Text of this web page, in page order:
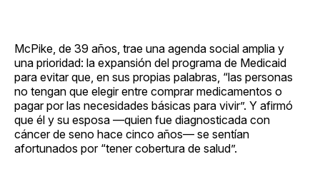
McPike, de 39 años, trae una agenda social amplia y
una prioridad: la expansión del programa de Medicaid
para evitar que, en sus propias palabras, “las personas
no tengan que elegir entre comprar medicamentos o
pagar por las necesidades básicas para vivir”. Y afirmó
que él y su esposa —quien fue diagnosticada con
cáncer de seno hace cinco años— se sentían
afortunados por “tener cobertura de salud”.